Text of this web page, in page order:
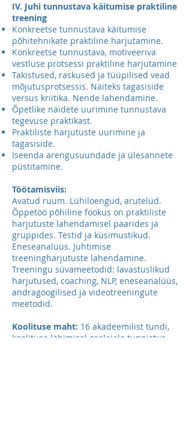
IV. Juhi tunnustava käitumise praktiline
treening
Konkreetse tunnustava käitumise
põhitehnikate praktiline harjutamine.
Konkreetse tunnustava, motiveeriva
vestluse protsessi praktiline harjutamine
Takistused, raskused ja tüüpilised vead
mõjutusprotsessis. Näiteks tagasiside
versus kriitika. Nende lahendamine.
Õpetlike näidete uurimine tunnustava
tegevuse praktikast.
Praktiliste harjutuste uurimine ja
tagasiside.
Iseenda arengusuundade ja ülesannete
püstitamine.
Töötamisviis:
Avatud ruum. Lühiloengud, arutelud.
Õppetöö põhiline fookus on praktiliste
harjutuste lahendamisel paarides ja
gruppides. Testid ja küsimustikud.
Eneseanalüüs. Juhtimise
treeningharjutuste lahendamine.
Treeningu süvameetodid: lavastuslikud
harjutused, coaching, NLP, eneseanalüüs,
andragoogilised ja videotreeningute
meetodid.
Koolituse maht: 16 akadeemilist tundi,
koolituse läbimisel osalejale tunnistus